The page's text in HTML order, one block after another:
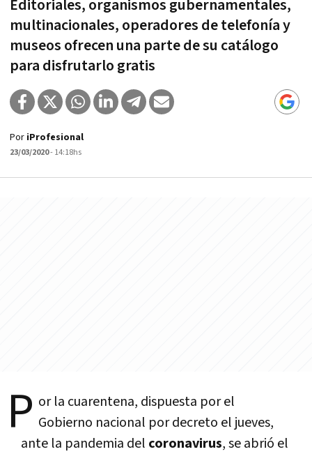
Editoriales, organismos gubernamentales,
multinacionales, operadores de telefonía y
museos ofrecen una parte de su catálogo
para disfrutarlo gratis
Por iProfesional
23/03/2020- 14:18hs
P or la cuarentena, dispuesta por el
Gobierno nacional por decreto el jueves,
ante la pandemia del coronavirus, se abrió el